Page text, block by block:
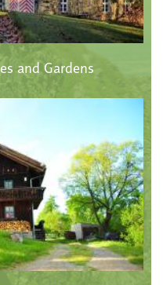
and Gardens